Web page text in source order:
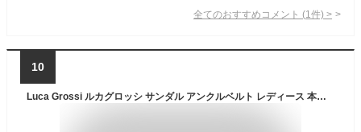
全てのおすすめコメント (1 件) >
10
Luca Grossi ルカグロッシ サンダル アンクルベルト レディース 本革 ペタンコ フラット シルバー 履きやすい モード (luca928)